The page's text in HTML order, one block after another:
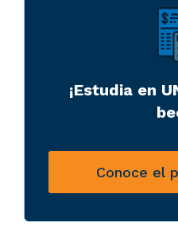
¡Estudia en
Conoce el